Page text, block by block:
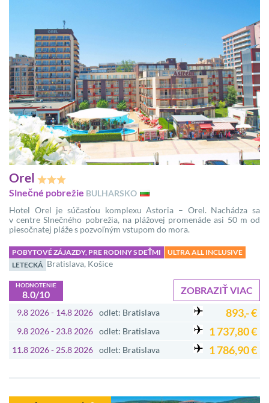
Orel
Slnečné pobrežie BULHARSKO
Hotel Orel je súčasťou komplexu Astoria – Orel. Nachádza sa
v centre Slnečného pobrežia, na plážovej promenáde asi 50 m od
piesočnatej pláže s pozvoľným vstupom do mora.
POBYTOVÉ ZÁJAZDY, PRE RODINY S DEŤMI
ULTRA ALL INCLUSIVE
LETECKÁ Bratislava, Košice
ZOBRAZIŤ VIAC
HODNOTENIE
8.0/10
9.8 2026 - 14.8 2026 odlet: Bratislava 893,- €
9.8 2026 - 23.8 2026 odlet: Bratislava 1 737,80 €
11.8 2026 - 25.8 2026 odlet: Bratislava 1 786,90 €